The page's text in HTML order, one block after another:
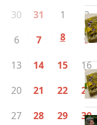
30 31 1
2
6 7 8
9
13 14 15
16
20 21 22
23
27 28 29
30